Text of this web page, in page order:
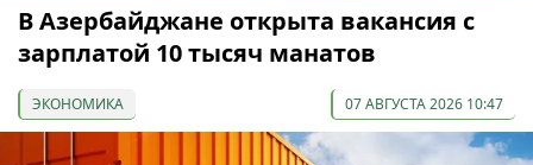
В Азербайджане открыта вакансия с
зарплатой 10 тысяч манатов
ЭКОНОМИКА 07 АВГУСТА 2026 10:47